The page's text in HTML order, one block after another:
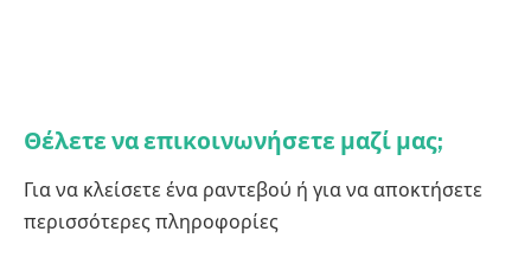
Θέλετε να επικοινωνήσετε μαζί μας;
Για να κλείσετε ένα ραντεβού ή για να αποκτήσετε
περισσότερες πληροφορίες